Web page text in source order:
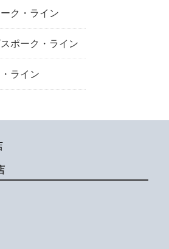
ク・ライン
ポーク・ライン
ライン